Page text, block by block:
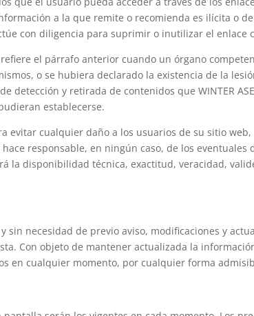
a la que remite o recomienda es ilícita o
con diligencia para suprimir o inutilizar el enlace
refiere el párrafo anterior cuando un órgano
o se hubiera declarado la existencia de la lesión,
y retirada de contenidos que WINTER
establecerse.
evitar cualquier daño a los usuarios de su sitio
hace responsable, en ningún caso, de los eventuales
la disponibilidad técnica, exactitud, veracidad,
sin necesidad de previo aviso, modificaciones y
Con objeto de mantener actualizada la
en cualquier momento, por cualquier forma